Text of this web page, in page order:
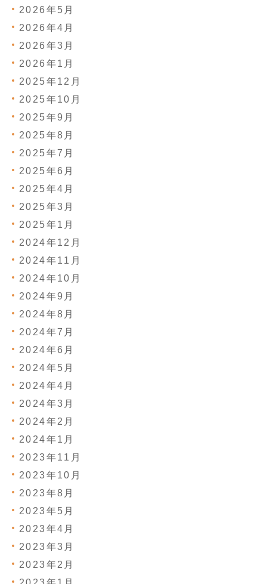
2026年5月
2026年4月
2026年3月
2026年1月
2025年12月
2025年10月
2025年9月
2025年8月
2025年7月
2025年6月
2025年4月
2025年3月
2025年1月
2024年12月
2024年11月
2024年10月
2024年9月
2024年8月
2024年7月
2024年6月
2024年5月
2024年4月
2024年3月
2024年2月
2024年1月
2023年11月
2023年10月
2023年8月
2023年5月
2023年4月
2023年3月
2023年2月